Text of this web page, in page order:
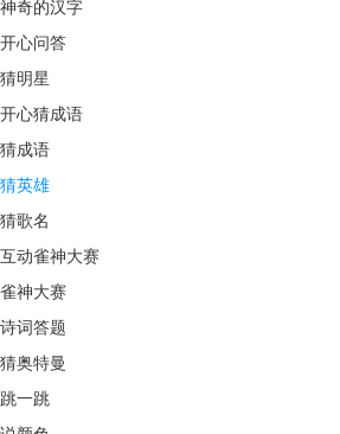
神奇的汉字
开心问答
猜明星
开心猜成语
猜成语
猜英雄
猜歌名
互动雀神大赛
雀神大赛
诗词答题
猜奥特曼
跳一跳